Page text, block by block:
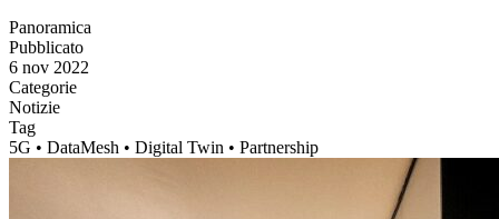
Panoramica
Pubblicato
6 nov 2022
Categorie
Notizie
Tag
5G • DataMesh • Digital Twin • Partnership